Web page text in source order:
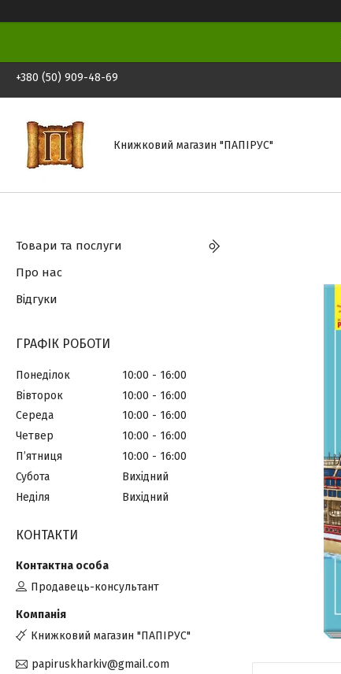
+380 (50) 909-48-69
Книжковий магазин "ПАПІРУС"
Товари та послуги
Про нас
Відгуки
ГРАФІК РОБОТИ
Понеділок 10:00
16:00
Вівторок
10:00
16:00
Середа
10:00
16:00
Четвер
10:00
16:00
Пʼятниця
10:00
16:00
Субота
Вихідний
Неділя
Вихідний
КОНТАКТИ
Продавець-консультант
Книжковий магазин "ПАПІРУС"
papiruskharkiv@gmail.com